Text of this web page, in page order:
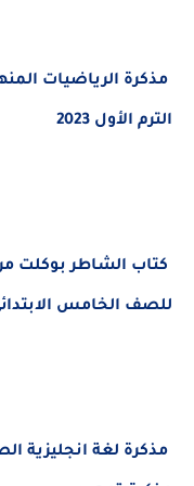
الرياضيات المنهج
2023
الشاطر بوكلت مراجعة
الابتدائي الترم